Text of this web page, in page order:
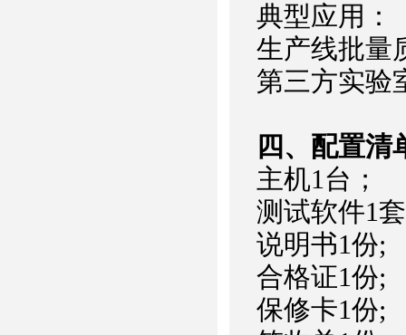
‌典型应用‌：
生产线批量
第三方实验
四、配置清
主机1台；
测试软件1
说明书1份;
合格证1份;
保修卡1份;